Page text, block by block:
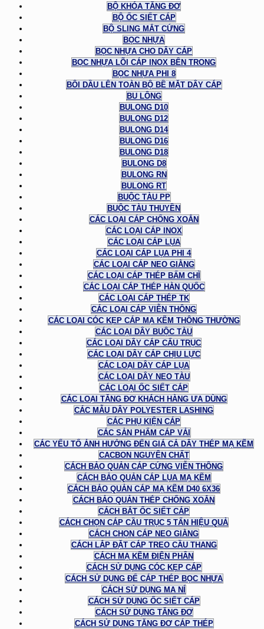
BỘ KHÓA TĂNG ĐƠ
BỘ ỐC SIẾT CÁP
BỘ SLING MẮT CỨNG
BỌC NHỰA
BỌC NHỰA CHO DÂY CÁP
BỌC NHỰA LÕI CÁP INOX BÊN TRONG
BỌC NHỰA PHI 8
BÔI DẦU LÊN TOÀN BỘ BỀ MẶT DÂY CÁP
BU LÔNG
BULONG D10
BULONG D12
BULONG D14
BULONG D16
BULONG D18
BULONG D8
BULONG RN
BULONG RT
BUỘC TÀU PP
BUỘC TÀU THUYỀN
CÁC LOẠI CÁP CHỐNG XOẮN
CÁC LOẠI CÁP INOX
CÁC LOẠI CÁP LỤA
CÁC LOẠI CÁP LỤA PHI 4
CÁC LOẠI CÁP NEO GIẰNG
CÁC LOẠI CÁP THÉP BẤM CHÌ
CÁC LOẠI CÁP THÉP HÀN QUỐC
CÁC LOẠI CÁP THÉP TK
CÁC LOẠI CÁP VIỄN THÔNG
CÁC LOẠI CÓC KẸP CÁP MẠ KẼM THÔNG THƯỜNG
CÁC LOẠI DÂY BUỘC TÀU
CÁC LOẠI DÂY CÁP CẨU TRỤC
CÁC LOẠI DÂY CÁP CHỊU LỰC
CÁC LOẠI DÂY CÁP LỤA
CÁC LOẠI DÂY NEO TÀU
CÁC LOẠI ỐC SIẾT CÁP
CÁC LOẠI TĂNG ĐƠ KHÁCH HÀNG ƯA DÙNG
CÁC MẪU DÂY POLYESTER LASHING
CÁC PHỤ KIỆN CÁP
CÁC SẢN PHẨM CÁP VẢI
CÁC YẾU TỐ ẢNH HƯỞNG ĐẾN GIÁ CẢ DÂY THÉP MẠ KẼM
CACBON NGUYÊN CHẤT
CÁCH BẢO QUẢN CÁP CỨNG VIỄN THÔNG
CÁCH BẢO QUẢN CÁP LỤA MẠ KẼM
CÁCH BẢO QUẢN CÁP MẠ KẼM D40 6X36
CÁCH BẢO QUẢN THÉP CHỐNG XOẮN
CÁCH BẮT ỐC SIẾT CÁP
CÁCH CHỌN CÁP CẦU TRỤC 5 TẤN HIỆU QUẢ
CÁCH CHỌN CÁP NEO GIẰNG
CÁCH LẮP ĐẶT CÁP TREO CẦU THANG
CÁCH MẠ KẼM ĐIỆN PHÂN
CÁCH SỬ DỤNG CÓC KẸP CÁP
CÁCH SỬ DỤNG ĐỂ CÁP THÉP BỌC NHỰA
CÁCH SỬ DỤNG MA NÍ
CÁCH SỬ DỤNG ỐC SIẾT CÁP
CÁCH SỬ DỤNG TĂNG ĐƠ
CÁCH SỬ DỤNG TĂNG ĐƠ CÁP THÉP